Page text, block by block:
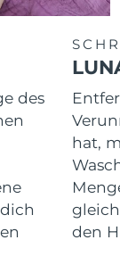
des
hat,
den